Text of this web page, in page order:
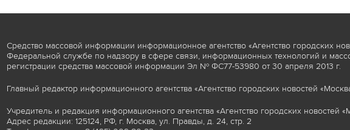
Средство массовой информации информационное агентство «Агентство городских
Федеральной службе по надзору в сфере связи, информационных технологий и
регистрации средства массовой информации Эл № ФС77-53980 от 30 апреля 2013 г.
Главный редактор информационного агентства «Агентство городских новостей
Учредитель и редакция информационного агентства «Агентство городских новостей
Адрес редакции: 125124, РФ, г. Москва, ул. Правды, д. 24, стр. 2